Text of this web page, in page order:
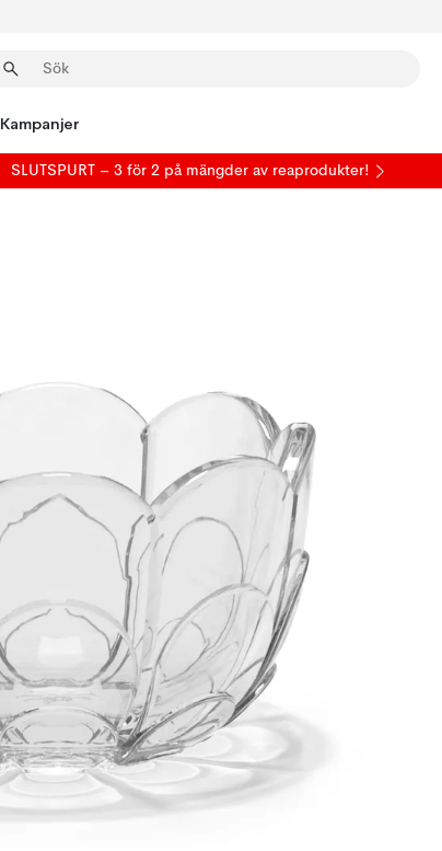
Kampanjer
SLUTSPURT – 3 för 2 på mängder av reaprodukter!